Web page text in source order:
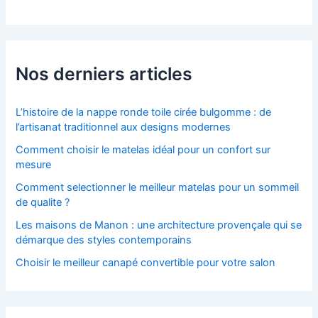
Nos derniers articles
L’histoire de la nappe ronde toile cirée bulgomme : de
l’artisanat traditionnel aux designs modernes
Comment choisir le matelas idéal pour un confort sur
mesure
Comment selectionner le meilleur matelas pour un sommeil
de qualite ?
Les maisons de Manon : une architecture provençale qui se
démarque des styles contemporains
Choisir le meilleur canapé convertible pour votre salon